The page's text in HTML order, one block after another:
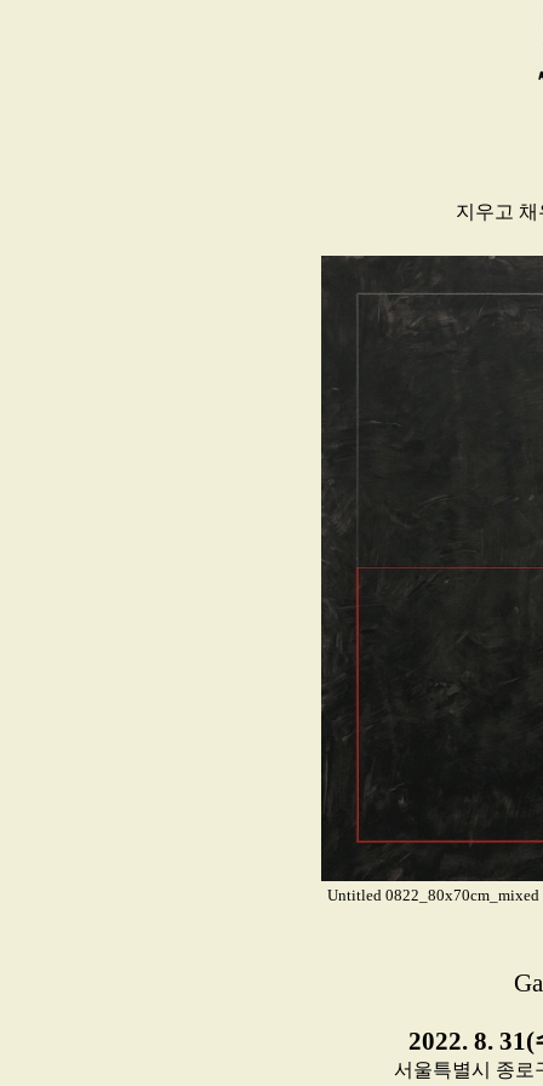
지우고
Untitled 0822_80x70cm_mixed
2022. 8.
서울특별시 종로